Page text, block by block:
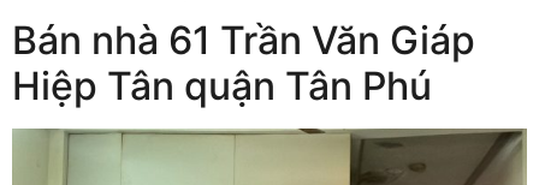
Bán nhà 61 Trần Văn Giáp
Hiệp Tân quận Tân Phú